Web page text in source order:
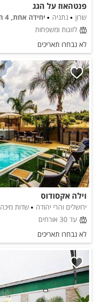
פנטהאוז על הגג
שרון נתניה
יחידה אחת, 4 חדרים
לזוגות ומשפחות
לא נבחרו תאריכים
וילה אקסודוס
ירושלים והרי יהודה שדות מיכה
עד 30 אורחים
לא נבחרו תאריכים